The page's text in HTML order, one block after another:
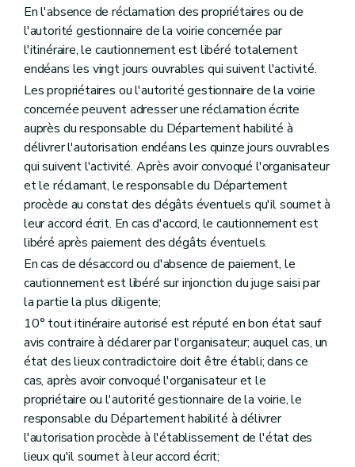
En l'absence de réclamation des propriétaires ou de
l'autorité gestionnaire de la voirie concernée par
l'itinéraire, le cautionnement est libéré totalement
endéans les vingt jours ouvrables qui suivent l'activité.
Les propriétaires ou l'autorité gestionnaire de la voirie
concernée peuvent adresser une réclamation écrite
auprès du responsable du Département habilité à
délivrer l'autorisation endéans les quinze jours ouvrables
qui suivent l'activité. Après avoir convoqué l'organisateur
et le réclamant, le responsable du Département
procède au constat des dégâts éventuels qu'il soumet à
leur accord écrit. En cas d'accord, le cautionnement est
libéré après paiement des dégâts éventuels.
En cas de désaccord ou d'absence de paiement, le
cautionnement est libéré sur injonction du juge saisi par
la partie la plus diligente;
10° tout itinéraire autorisé est réputé en bon état sauf
avis contraire à déclarer par l'organisateur; auquel cas, un
état des lieux contradictoire doit être établi; dans ce
cas, après avoir convoqué l'organisateur et le
propriétaire ou l'autorité gestionnaire de la voirie, le
responsable du Département habilité à délivrer
l'autorisation procède à l'établissement de l'état des
lieux qu'il soumet à leur accord écrit;